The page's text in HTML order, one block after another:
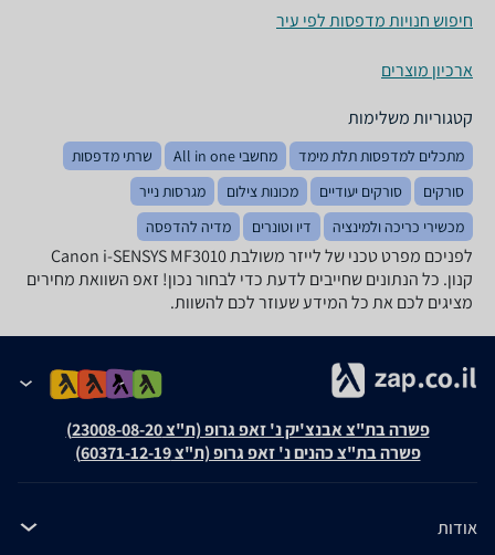
חיפוש חנויות מדפסות לפי עיר
ארכיון מוצרים
קטגוריות משלימות
מתכלים למדפסות תלת מימד מחשבי All in one
שרתי מדפסות
סורקים
סורקים יעודיים מכונות צילום
מגרסות נייר
מכשירי כריכה ולמינציה
דיו וטונרים מדיה להדפסה
לפניכם מפרט טכני של ‏לייזר ‏משולבת Canon i-SENSYS MF3010
קנון. כל הנתונים שחייבים לדעת כדי לבחור נכון! זאפ השוואת מחירים
מציגים לכם את כל המידע שעוזר לכם להשוות.
פשרה בת"צ אבנצ'יק נ' זאפ גרופ (ת"צ 23008-08-20)
פשרה בת"צ כהנים נ' זאפ גרופ (ת"צ 60371-12-19)
אודות